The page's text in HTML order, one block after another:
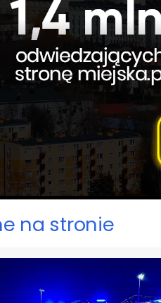
na stronie